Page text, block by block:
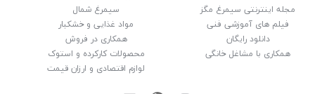
مجله اینترنتی سیمرغ مگز
فیلم های آموزشی فنی
دانلود رایگان
همکاری با مشاغل خانگی
سیمرغ شمال
مواد غذایی و خشکبار
همکاری در فروش
محصولات کارکرده و استوک
لوازم اقتصادی و ارزان قیمت